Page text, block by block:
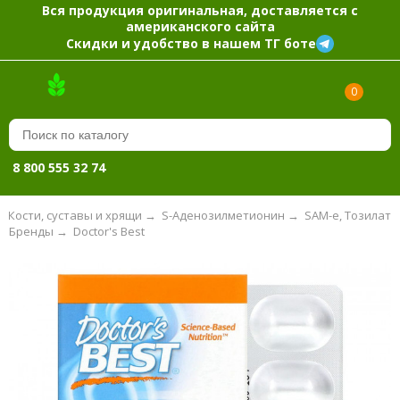
Вся продукция оригинальная, доставляется с
американского сайта
Скидки и удобство в нашем ТГ боте
0
8 800 555 32 74
Кости, суставы и хрящи → S-Аденозилметионин → SAM-e, Тозилат
Doctor's Best
Бренды →